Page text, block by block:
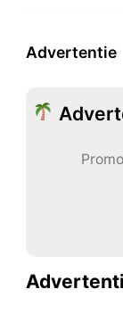
Advertentie